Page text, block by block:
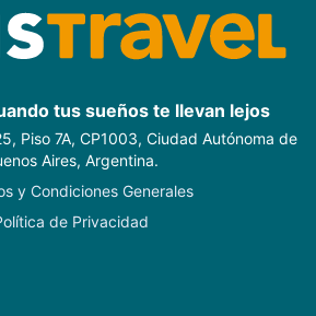
tus sueños te llevan lejos
Piso 7A, CP1003, Ciudad Autónoma de
Aires, Argentina.
y Condiciones Generales
de Privacidad